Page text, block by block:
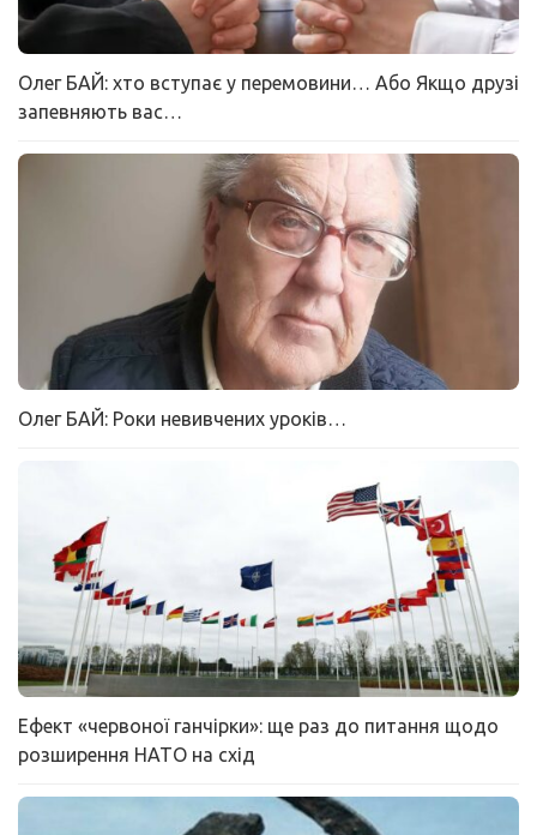
Олег БАЙ: хто вступає у перемовини… Або Якщо друзі
запевняють вас…
Олег БАЙ: Роки невивчених уроків…
Ефект «червоної ганчірки»: ще раз до питання щодо
розширення НАТО на схід